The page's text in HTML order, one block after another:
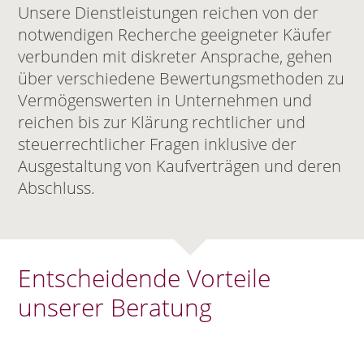
Unsere Dienstleistungen reichen von der
notwendigen Recherche geeigneter Käufer
verbunden mit diskreter Ansprache, gehen
über verschiedene Bewertungsmethoden zu
Vermögenswerten in Unternehmen und
reichen bis zur Klärung rechtlicher und
steuerrechtlicher Fragen inklusive der
Ausgestaltung von Kaufverträgen und deren
Abschluss.
Entscheidende Vorteile
unserer Beratung